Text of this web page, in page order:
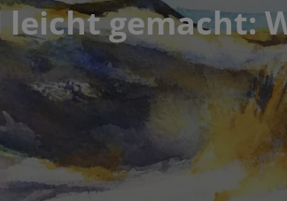
gemacht: